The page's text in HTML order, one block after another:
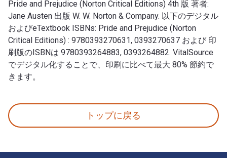
Pride and Prejudice (Norton Critical Editions) 4th 版 著者:
Jane Austen 出版 W. W. Norton & Company. 以下のデジタル
およびeTextbook ISBNs: Pride and Prejudice (Norton
Critical Editions) : 9780393270631, 0393270637 および 印
刷版のISBNは 9780393264883, 0393264882. VitalSource
でデジタル化することで、印刷に比べて最大 80% 節約で
きます。
トップに戻る